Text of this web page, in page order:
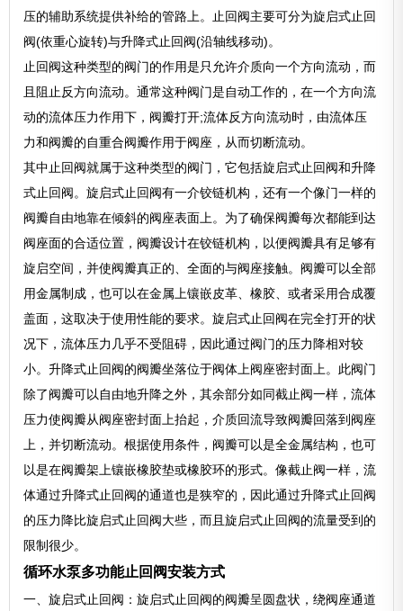
压的辅助系统提供补给的管路上。止回阀主要可分为旋启式止回
阀(依重心旋转)与升降式止回阀(沿轴线移动)。
止回阀这种类型的阀门的作用是只允许介质向一个方向流动，而
且阻止反方向流动。通常这种阀门是自动工作的，在一个方向流
动的流体压力作用下，阀瓣打开;流体反方向流动时，由流体压
力和阀瓣的自重合阀瓣作用于阀座，从而切断流动。
其中止回阀就属于这种类型的阀门，它包括旋启式止回阀和升降
式止回阀。旋启式止回阀有一介铰链机构，还有一个像门一样的
阀瓣自由地靠在倾斜的阀座表面上。为了确保阀瓣每次都能到达
阀座面的合适位置，阀瓣设计在铰链机构，以便阀瓣具有足够有
旋启空间，并使阀瓣真正的、全面的与阀座接触。阀瓣可以全部
用金属制成，也可以在金属上镶嵌皮革、橡胶、或者采用合成覆
盖面，这取决于使用性能的要求。旋启式止回阀在完全打开的状
况下，流体压力几乎不受阻碍，因此通过阀门的压力降相对较
小。升降式止回阀的阀瓣坐落位于阀体上阀座密封面上。此阀门
除了阀瓣可以自由地升降之外，其余部分如同截止阀一样，流体
压力使阀瓣从阀座密封面上抬起，介质回流导致阀瓣回落到阀座
上，并切断流动。根据使用条件，阀瓣可以是全金属结构，也可
以是在阀瓣架上镶嵌橡胶垫或橡胶环的形式。像截止阀一样，流
体通过升降式止回阀的通道也是狭窄的，因此通过升降式止回阀
的压力降比旋启式止回阀大些，而且旋启式止回阀的流量受到的
限制很少。
循环水泵多功能止回阀安装方式
一、旋启式止回阀：旋启式止回阀的阀瓣呈圆盘状，绕阀座通道